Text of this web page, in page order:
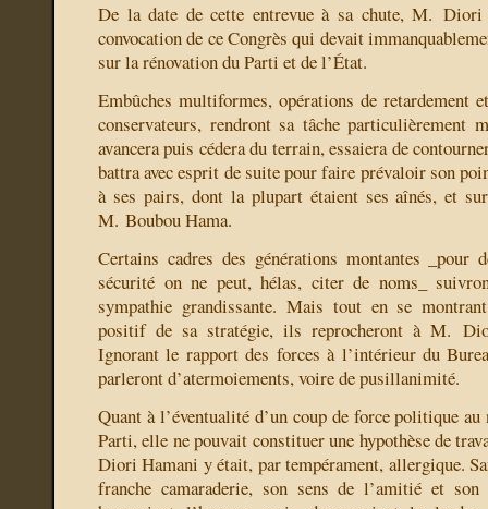
De la date de cette entrevue à sa chute, M. Diori
convocation de ce Congrès qui devait
sur la rénovation du Parti et de l’État.
Embûches multiformes, opérations de retardement
conservateurs, rendront sa tâche particulièrement
avancera puis cédera du terrain, essaiera de
battra avec esprit de suite pour faire prévaloir son
à ses pairs, dont la plupart étaient ses aînés, et
M. Boubou Hama.
Certains cadres des générations montantes _pour
sécurité on ne peut, hélas, citer de noms_
sympathie grandissante. Mais tout en se
positif de sa stratégie, ils reprocheront à M.
Ignorant le rapport des forces à l’intérieur du
parleront d’atermoiements, voire de pusillanimité.
Quant à l’éventualité d’un coup de force politique
Parti, elle ne pouvait constituer une hypothèse de
Diori Hamani y était, par tempérament, allergique.
franche camaraderie, son sens de l’amitié et